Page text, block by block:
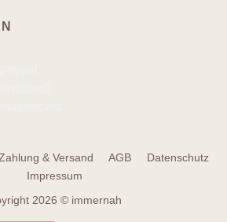
& Versand AGB
Datenschutz
Impressum
2026 © immernah